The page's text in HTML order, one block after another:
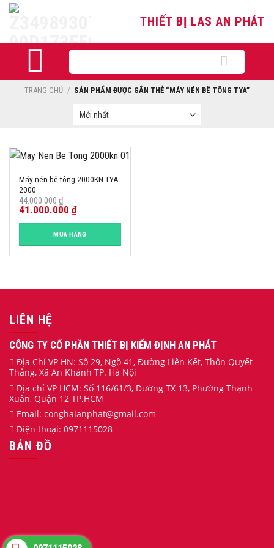
Skip
THIẾT BỊ LAS AN PHÁT
kiếm:
TRANG CHỦ / SẢN PHẨM ĐƯỢC GẮN THẺ “MÁY NÉN BÊ TÔNG TYA”
Máy nén bê tông 2000KN TYA-
2000
44.000.000₫
41.000.000 ₫
MUA HÀNG
LIÊN HỆ
CÔNG TY CỔ PHẦN THIẾT BỊ KIỂM ĐỊNH AN PHÁT
Địa Chỉ VP HN: Số 29, Ngõ 41, Đường Liên Kết, Thôn Quyết
Thắng, Xã An Khánh TP. Hà Nội
Địa chỉ VP HCM: Số 116/61/3, Đường TX 13, Phường Thạnh
Xuân, Quận 12 TP.HCM
Email: conghaianphat@gmail.com
Điện thoại: 0971115028
BẢN ĐỒ